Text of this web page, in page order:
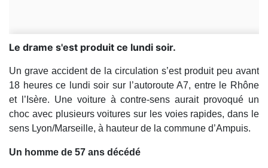
Le drame s'est produit ce lundi soir.
Un grave accident de la circulation s’est produit peu avant
18 heures ce lundi soir sur l’autoroute A7, entre le Rhône
et l’Isère. Une voiture à contre-sens aurait provoqué un
choc avec plusieurs voitures sur les voies rapides, dans le
sens Lyon/Marseille, à hauteur de la commune d’Ampuis.
Un homme de 57 ans décédé